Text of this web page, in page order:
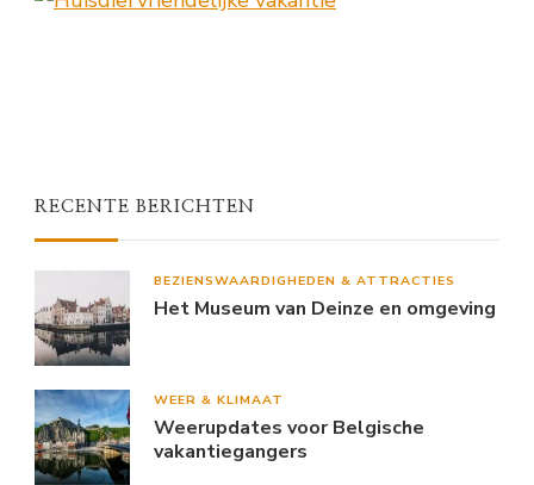
RECENTE BERICHTEN
BEZIENSWAARDIGHEDEN & ATTRACTIES
Het Museum van Deinze en omgeving
WEER & KLIMAAT
Weerupdates voor Belgische
vakantiegangers